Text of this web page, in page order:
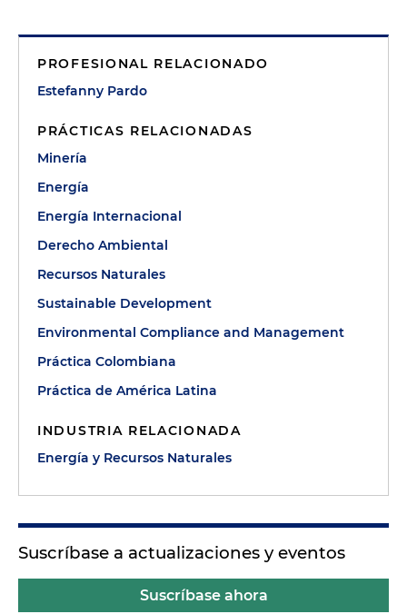
PROFESIONAL RELACIONADO
Estefanny Pardo
PRÁCTICAS RELACIONADAS
Minería
Energía
Energía Internacional
Derecho Ambiental
Recursos Naturales
Sustainable Development
Environmental Compliance and Management
Práctica Colombiana
Práctica de América Latina
INDUSTRIA RELACIONADA
Energía y Recursos Naturales
Suscríbase a actualizaciones y eventos
Suscríbase ahora